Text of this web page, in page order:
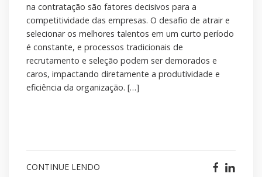
na contratação são fatores decisivos para a
competitividade das empresas. O desafio de atrair e
selecionar os melhores talentos em um curto período
é constante, e processos tradicionais de
recrutamento e seleção podem ser demorados e
caros, impactando diretamente a produtividade e
eficiência da organização. […]
CONTINUE LENDO